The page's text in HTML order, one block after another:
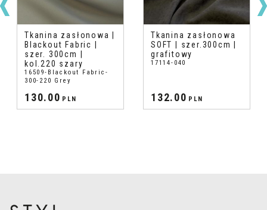
Tkanina zasłonowa |
Blackout Fabric |
szer. 300cm |
kol.220 szary
16509-Blackout Fabric-
300-220 Grey
130.00 PLN
Tkanina zasłonowa
SOFT | szer.300cm |
grafitowy
17114-040
132.00 PLN